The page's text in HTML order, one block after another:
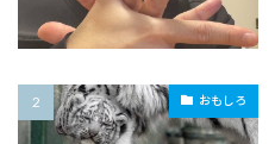
おもしろ